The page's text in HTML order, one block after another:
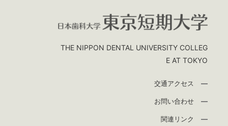
THE NIPPON DENTAL UNIVERSITY COLLEG
E AT TOKYO
交通アクセス
お問い合わせ
関連リンク